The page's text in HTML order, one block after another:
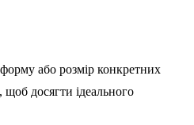
або розмір конкретних
щоб досягти ідеального